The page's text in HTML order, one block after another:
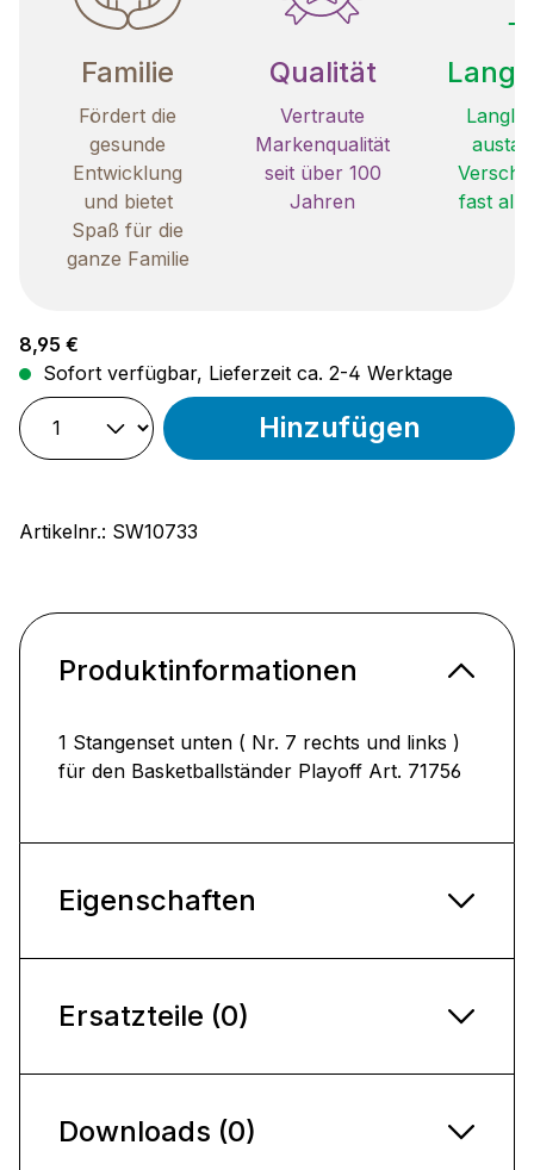
Familie
Fördert die
gesunde
Entwicklung
und bietet
Spaß für die
ganze Familie
Qualität
Vertraute
Markenqualität
seit über 100
Jahren
fast
Regulärer Preis:
8,95 €
Sofort verfügbar, Lieferzeit ca. 2-4 Werktage
Hinzufügen
Artikelnr.: SW10733
Produktinformationen
1 Stangenset unten ( Nr. 7 rechts und links )
für den Basketballständer Playoff Art. 71756
Eigenschaften
Ersatzteile (0)
Downloads (0)